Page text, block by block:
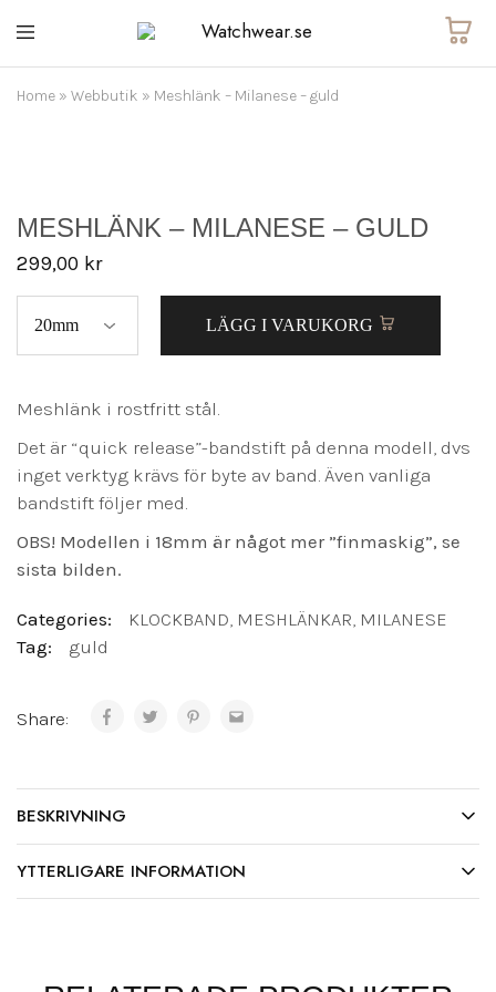
Watchwear.se
Watch
straps
and
other
Home » Webbutik » Meshlänk – Milanese – guld
MESHLÄNK – MILANESE – GULD
299,00 kr
LÄGG I VARUKORG
Meshlänk i rostfritt stål.
Det är “quick release”-bandstift på denna modell, dvs
inget verktyg krävs för byte av band. Även vanliga
bandstift följer med.
OBS! Modellen i 18mm är något mer ”finmaskig”, se
sista bilden.
Categories: KLOCKBAND, MESHLÄNKAR, MILANESE
Tag:
guld
Share:
BESKRIVNING
YTTERLIGARE INFORMATION